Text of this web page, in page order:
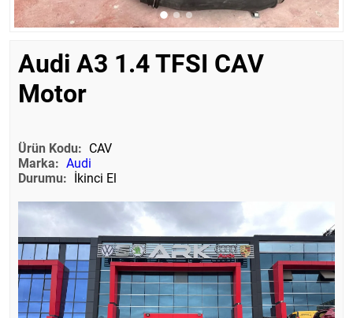
Audi A3 1.4 TFSI CAV
Motor
Ürün Kodu: CAV
Marka: Audi
Durumu: İkinci El